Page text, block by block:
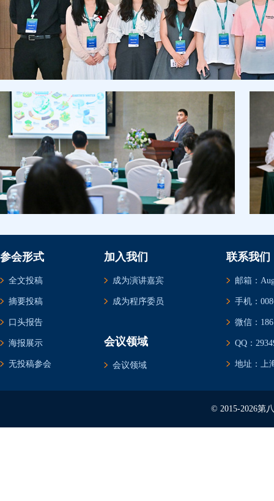
参会形式
全文投稿
摘要投稿
口头报告
海报展示
无投稿参会
加入我们
成为演讲嘉宾
成为程序委员
会议领域
会议领域
联系我们
邮箱：
手机：
微信：
QQ：
地址：上
© 2015-2026第